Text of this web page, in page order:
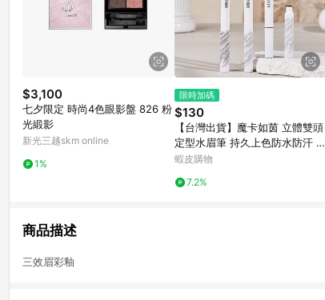
$3,100
七夕限定 時尚4色眼影盤 826 粉
光緞影
新光三越skm online
1%
限時加碼
$130
【台灣出貨】魔卡如茵 立體雙頭
定型水眉筆 持久上色防水防汗 不
暈染不脫色染眉膏 雙頭定型眉筆
蝦皮購物
7.2%
商品描述
三效眉彩釉